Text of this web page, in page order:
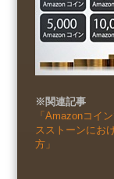
※関連記事
「Amazonコイ
スストーンにお
方」